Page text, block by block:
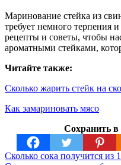
Маринование стейка из
требует немного терпения
рецепты и советы, чтобы
ароматными стейками,
Читайте также:
Сколько жарить стейк на
Как замариновать мясо
Сохранить в
Сколько сока получится из